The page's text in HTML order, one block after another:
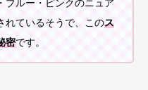
ブルー・ピンクのニュア
れているそうで、このス
密です。